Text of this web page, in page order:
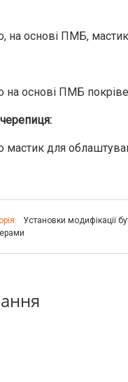
на основі ПМБ,
на основі ПМБ
мастик для
Установки модифікації